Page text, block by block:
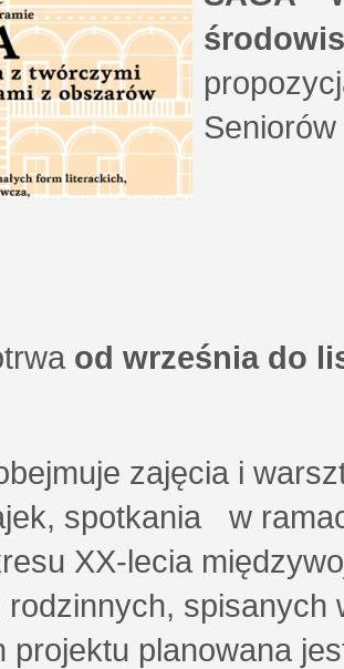
od września do
zajęcia i
spotkania w
XX-lecia
rodzinnych,
projektu planowana